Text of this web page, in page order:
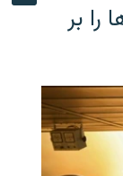
را بر